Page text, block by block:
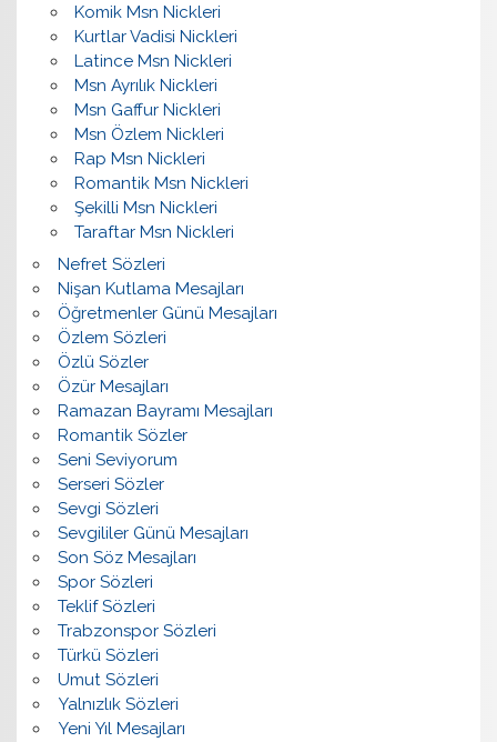
Komik Msn Nickleri
Kurtlar Vadisi Nickleri
Latince Msn Nickleri
Msn Ayrılık Nickleri
Msn Gaffur Nickleri
Msn Özlem Nickleri
Rap Msn Nickleri
Romantik Msn Nickleri
Şekilli Msn Nickleri
Taraftar Msn Nickleri
Nefret Sözleri
Nişan Kutlama Mesajları
Öğretmenler Günü Mesajları
Özlem Sözleri
Özlü Sözler
Özür Mesajları
Ramazan Bayramı Mesajları
Romantik Sözler
Seni Seviyorum
Serseri Sözler
Sevgi Sözleri
Sevgililer Günü Mesajları
Son Söz Mesajları
Spor Sözleri
Teklif Sözleri
Trabzonspor Sözleri
Türkü Sözleri
Umut Sözleri
Yalnızlık Sözleri
Yeni Yıl Mesajları